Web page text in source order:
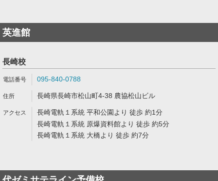
英進館
長崎校
095-840-0788
長崎県長崎市松山町4-38 農協松山ビル
長崎電軌１系統 平和公園より 徒歩 約1分
長崎電軌１系統 原爆資料館より 徒歩 約5分
長崎電軌１系統 大橋より 徒歩 約7分